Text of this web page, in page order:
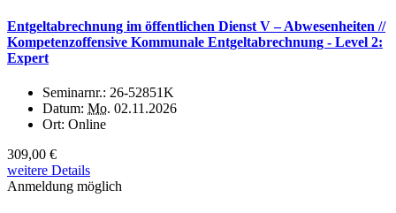
Entgeltabrechnung im öffentlichen Dienst V – Abwesenheiten //
Kompetenzoffensive Kommunale Entgeltabrechnung - Level 2:
Expert
Seminarnr.: 26-52851K
Datum: Mo. 02.11.2026
Ort: Online
309,00 €
weitere Details
Anmeldung möglich